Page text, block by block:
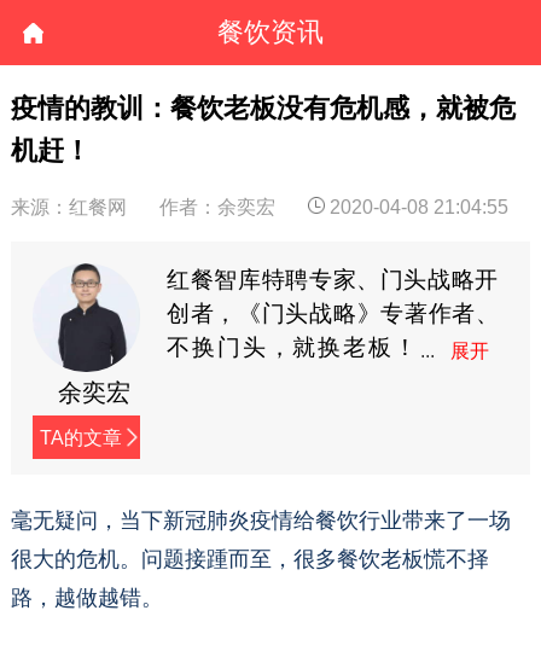
餐饮资讯
疫情的教训：餐饮老板没有危机感，就被危
机赶！
来源：红餐网 作者：余奕宏 2020-04-08 21:04:55
余奕宏
TA的文章
红餐智库特聘专家、门头战略开
创者，《门头战略》专著作者、
不换门头，就换老板！
毫无疑问，当下新冠肺炎疫情给餐饮行业带来了一场
很大的危机。问题接踵而至，很多餐饮老板慌不择
路，越做越错。